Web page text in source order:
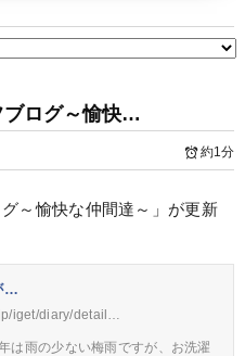
ブログ～愉快…
約1分
～愉快な仲間達～」が更新
…
iget/diary/detail…
は雨の少ない梅雨ですが、お洗濯